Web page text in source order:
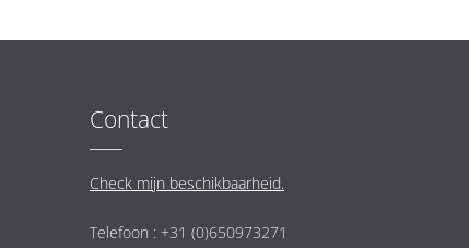
Contact
Check mijn beschikbaarheid.
Telefoon : +31 (0)650973271